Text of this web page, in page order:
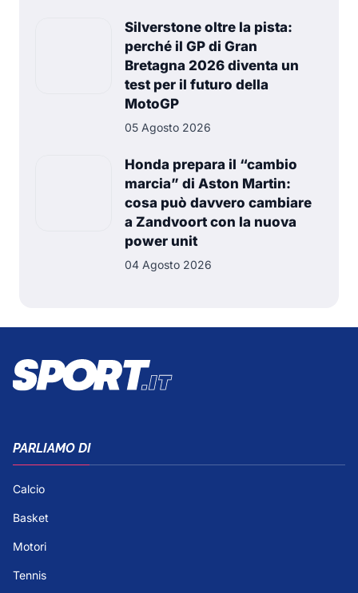
Silverstone oltre la pista:
perché il GP di Gran
Bretagna 2026 diventa un
test per il futuro della
MotoGP
05 Agosto 2026
Honda prepara il “cambio
marcia” di Aston Martin:
cosa può davvero cambiare
a Zandvoort con la nuova
power unit
04 Agosto 2026
PARLIAMO DI
Calcio
Basket
Motori
Tennis